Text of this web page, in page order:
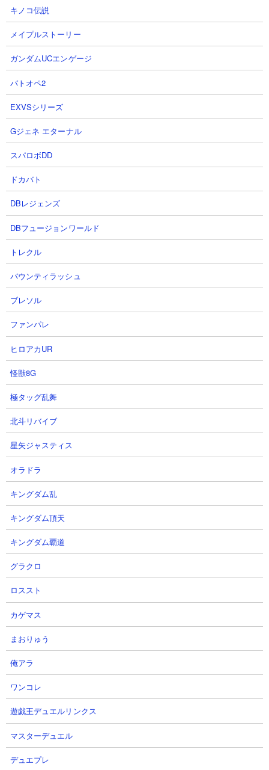
１．ノーマル・アクティビティ ムートやエクスプ
レスを使った無課金7種速攻攻略
【出撃メンバー】
【攻略概要】
「ネコレンジャー」さんの攻略動画です。ノーアイテム、にゃん
コンボは初期所持金を盛っています。残り編成はエクスプレスと
てムート投入、あとは大狂乱ゴムと大狂乱ライオンをひたすら連
打するだけというお手軽手順の速攻攻略。パラサイトブンブンた
ちが出現する前に敵城を破壊してクリア成功です。
２．ノーマル・アクティビティ ムートやエクスプ
レスを使った無課金2種速攻攻略
【出撃メンバー】
【攻略概要】
「にゃんこ大戦争攻略ちゃんねる」さんの攻略動画です。こちら
は１の攻略からさらににゃんコンボ要員を抜いたエクスプレスと
ムートの2種のみでの速攻攻略。先読みでエクスプレスを投げて鳩
を処理、あとはそれを追う形でムートを出してエクスプレスを追
加していけばそれだけでクリアです。
キノコ伝説
メイプルストーリー
ガンダムUCエンゲージ
バトオペ2
EXVSシリーズ
Gジェネ エターナル
スパロボDD
ドカバト
DBレジェンズ
DBフュージョンワールド
トレクル
バウンティラッシュ
ブレソル
ファンパレ
ヒロアカUR
怪獣8G
極タッグ乱舞
北斗リバイブ
星矢ジャスティス
オラドラ
キングダム乱
キングダム頂天
キングダム覇道
グラクロ
ロススト
カゲマス
まおりゅう
俺アラ
ワンコレ
遊戯王デュエルリンクス
マスターデュエル
デュエプレ